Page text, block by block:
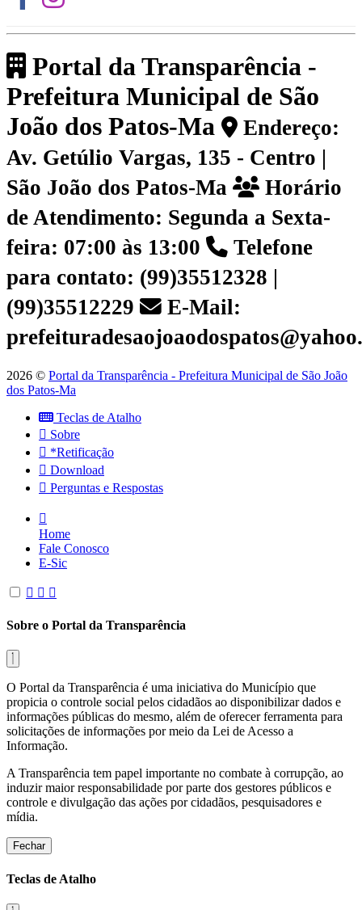
Portal da Transparência -
Prefeitura Municipal de São
João dos Patos-Ma
Endereço:
Av. Getúlio Vargas, 135 - Centro |
São João dos Patos-Ma
Horário
de Atendimento: Segunda a Sexta-
feira: 07:00 às 13:00
Telefone
para contato: (99)35512328 |
(99)35512229
E-Mail:
2026 © Portal da Transparência - Prefeitura Municipal de São João
dos Patos-Ma
Teclas de Atalho
Sobre
*Retificação
Download
Perguntas e Respostas
Home
Fale Conosco
E-Sic
Sobre o Portal da Transparência
O Portal da Transparência é uma iniciativa do Município que
propicia o controle social pelos cidadãos ao disponibilizar dados e
informações públicas do mesmo, além de oferecer ferramenta para
solicitações de informações por meio da Lei de Acesso a
Informação.
A Transparência tem papel importante no combate à corrupção, ao
induzir maior responsabilidade por parte dos gestores públicos e
controle e divulgação das ações por cidadãos, pesquisadores e
mídia.
Fechar
Teclas de Atalho